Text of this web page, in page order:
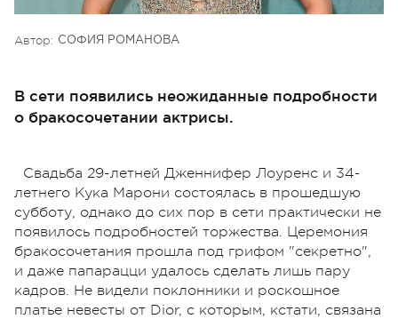
Автор: СОФИЯ РОМАНОВА
В сети появились неожиданные подробности
о бракосочетании актрисы.
Свадьба 29-летней Дженнифер Лоуренс и 34-
летнего Кука Марони состоялась в прошедшую
субботу, однако до сих пор в сети практически не
появилось подробностей торжества. Церемония
бракосочетания прошла под грифом "секретно",
и даже папарацци удалось сделать лишь пару
кадров. Не видели поклонники и роскошное
платье невесты от Dior, с которым, кстати, связана